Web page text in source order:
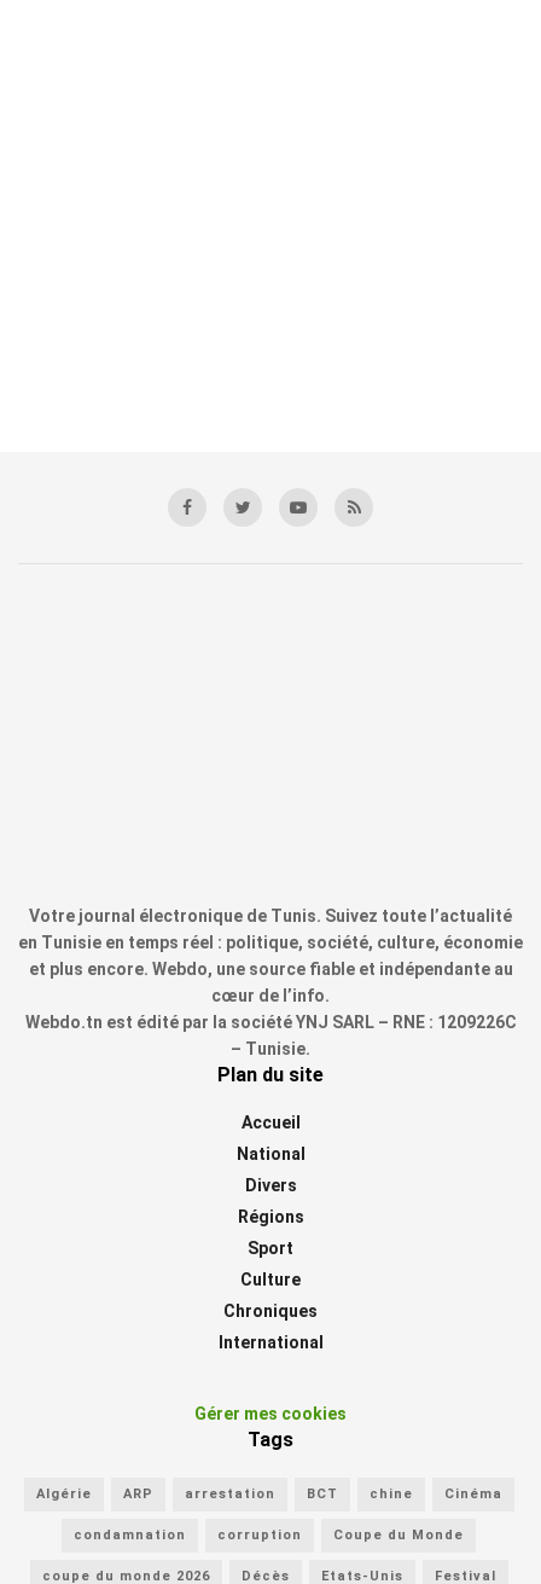
Votre journal électronique de Tunis. Suivez toute l’actualité
en Tunisie en temps réel : politique, société, culture, économie
et plus encore. Webdo, une source fiable et indépendante au
cœur de l’info.
Webdo.tn est édité par la société YNJ SARL – RNE : 1209226C
– Tunisie.
Plan du site
Accueil
National
Divers
Régions
Sport
Culture
Chroniques
International
Gérer mes cookies
Tags
Algérie ARP arrestation BCT chine Cinéma
condamnation corruption Coupe du Monde
coupe du monde 2026 Décès Etats-Unis Festival